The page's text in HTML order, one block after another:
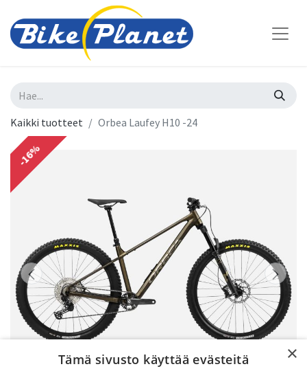
Kaikki tuotteet Orbea Laufey H10 -24
-16%
×
Tämä sivusto käyttää evästeitä